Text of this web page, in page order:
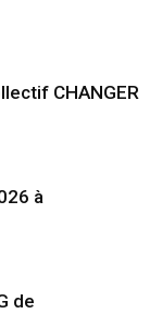
CHANGER
à
de